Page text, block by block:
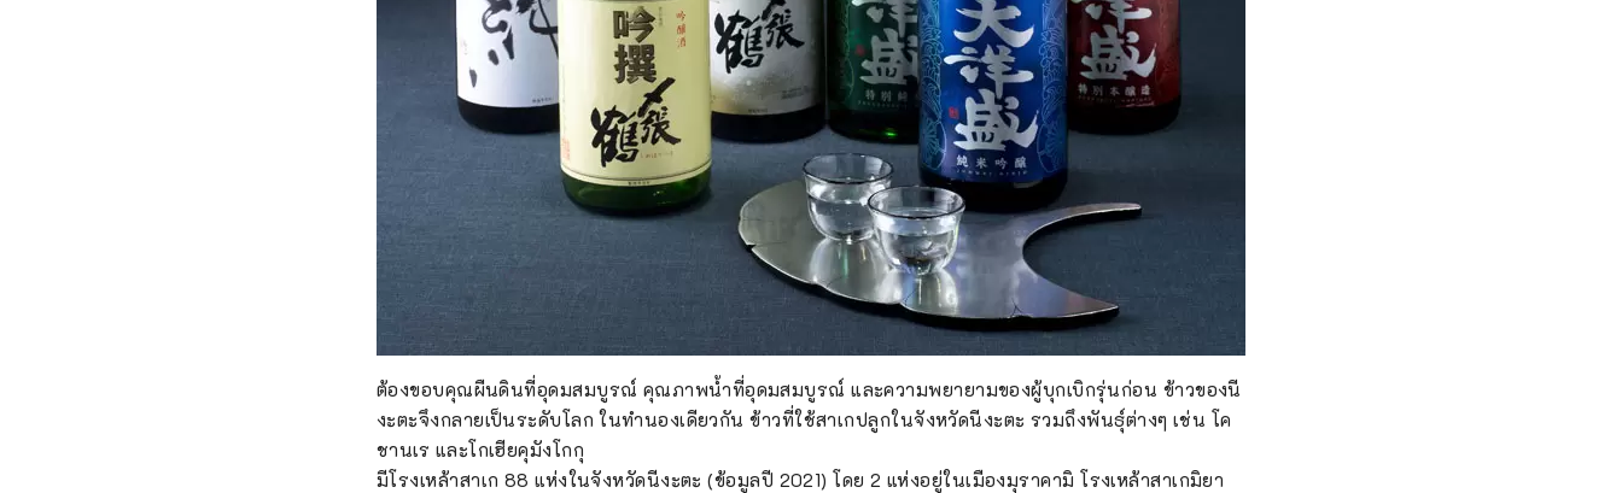
ต้องขอบคุณผืนดินที่อุดมสมบูรณ์ คุณภาพน้ำที่อุดมสมบูรณ์ และความพยายามของผู้บุกเบิกรุ่นก่อน ข้าวของนี
งะตะจึงกลายเป็นระดับโลก ในทำนองเดียวกัน ข้าวที่ใช้สาเกปลูกในจังหวัดนีงะตะ รวมถึงพันธุ์ต่างๆ เช่น โค
ชานเร และโกเฮียคุมังโกกุ
มีโรงเหล้าสาเก 88 แห่งในจังหวัดนีงะตะ (ข้อมูลปี 2021) โดย 2 แห่งอยู่ในเมืองมุราคามิ โรงเหล้าสาเกมิยา